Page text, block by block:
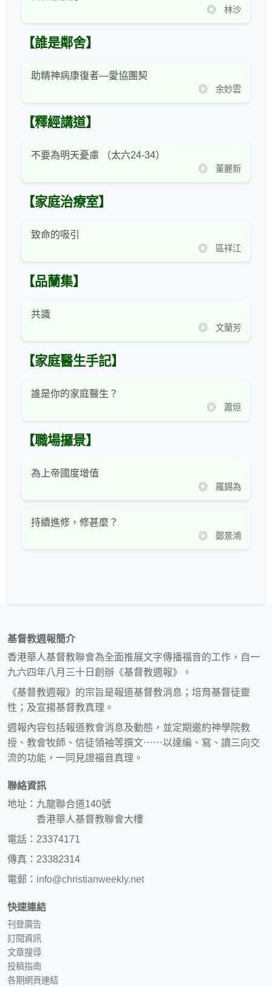
◎ 林沙
【誰是鄰舍】
助精神病康復者—愛協團契
◎ 余妙雲
【釋經講道】
不要為明天憂慮 （太六24-34）
◎ 董麗新
【家庭治療室】
致命的吸引
◎ 區祥江
【品蘭集】
共識
◎ 文蘭芳
【家庭醫生手記】
誰是你的家庭醫生？
◎ 蕭烜
【職場攞景】
為上帝國度增值
◎ 羅錫為
持續進修，修甚麼？
◎ 鄭景鴻
基督教週報簡介
香港華人基督教聯會為全面推展文字傳播福音的工作，自一
九六四年八月三十日創辦《基督教週報》。
《基督教週報》的宗旨是報道基督教消息；培育基督徒靈
性；及宣揚基督教真理。
週報內容包括報道教會消息及動態，並定期邀約神學院教
授、教會牧師、信徒領袖等撰文⋯⋯以達編、寫、讀三向交
流的功能，一同見證福音真理。
聯絡資訊
地址：九龍聯合道140號
香港華人基督教聯會大樓
電話：23374171
傳真：23382314
電郵： info@christianweekly.net
快速連結
刊登廣告
訂閱資訊
文章搜尋
投稿指南
各期網頁連結